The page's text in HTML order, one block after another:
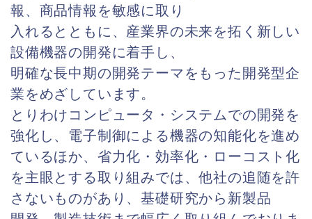
報、商品情報を敏感に取り
入れるとともに、産業界の未来を拓く新しい
設備機器の開発に着手し、
明確な長中期の開発テーマをもった開発型企
業をめざしています。
とりわけコンピュータ・システムでの開発を
強化し、電子制御による機器の知能化を進め
ているほか、省力化・効率化・ローコスト化
を主眼とする取り組みでは、他社の追随を許
さないものがあり、基礎研究から新製品